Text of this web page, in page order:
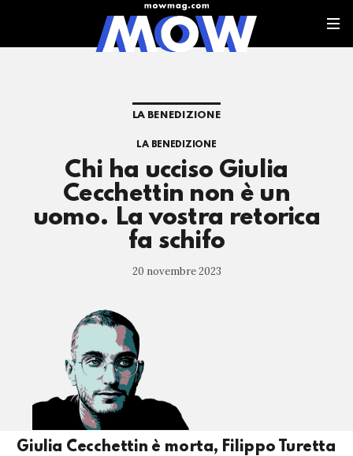
LA BENEDIZIONE
LA BENEDIZIONE
Chi ha ucciso Giulia
Cecchettin non è un
uomo. La vostra retorica
fa schifo
20 novembre 2023
Giulia Cecchettin è morta, Filippo Turetta